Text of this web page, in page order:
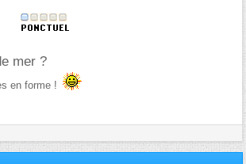
mer ?
en forme !